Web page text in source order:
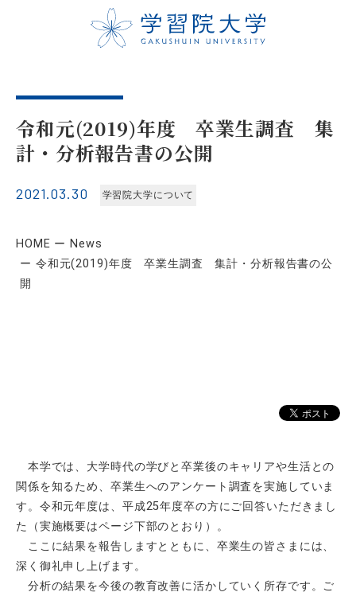
令和元(2019)年度 卒業生調査 集
計・分析報告書の公開
2021.03.30 学習院大学について
HOME
News
令和元(2019)年度 卒業生調査 集計・分析報告書の公
開
本学では、大学時代の学びと卒業後のキャリアや生活との
関係を知るため、卒業生へのアンケート調査を実施していま
す。令和元年度は、平成25年度卒の方にご回答いただきまし
た（実施概要はページ下部のとおり）。
ここに結果を報告しますとともに、卒業生の皆さまには、
深く御礼申し上げます。
分析の結果を今後の教育改善に活かしていく所存です。ご